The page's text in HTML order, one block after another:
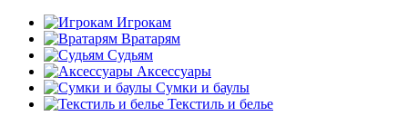
Игрокам
Вратарям
Судьям
Аксессуары
Сумки и баулы
Текстиль и белье